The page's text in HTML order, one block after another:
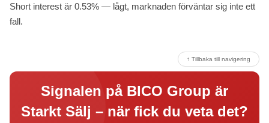
Short interest är 0.53% — lågt, marknaden förväntar sig inte ett
fall.
↑ Tillbaka till navigering
Signalen på BICO Group är
Starkt Sälj – när fick du veta det?